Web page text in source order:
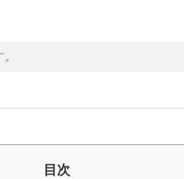
目次